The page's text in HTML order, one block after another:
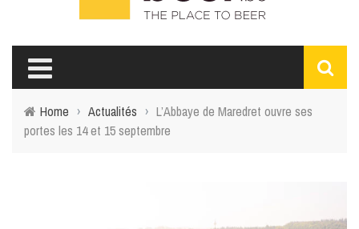
Home › Actualités › L’Abbaye de Maredret ouvre ses
portes les 14 et 15 septembre